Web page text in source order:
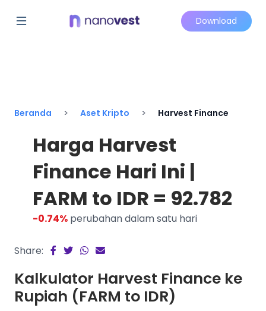
Download
Beranda Aset Kripto Harvest Finance
Harga Harvest
Finance Hari Ini |
FARM to IDR = 92.782
-0.74% perubahan dalam satu hari
Share:
Kalkulator Harvest Finance ke
Rupiah (FARM to IDR)